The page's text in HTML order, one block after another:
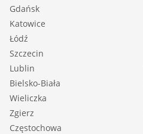
Gdańsk
Katowice
Łódź
Szczecin
Lublin
Bielsko-Biała
Wieliczka
Zgierz
Częstochowa